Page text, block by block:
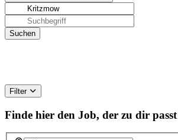
Filter
Finde hier den Job, der zu dir passt